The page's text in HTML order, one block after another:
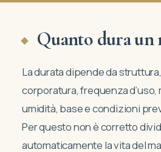
Quanto dura un
La durata dipende da
corporatura, frequenza
umidità, base e condizioni
Per questo non è corretto
automaticamente la vita del